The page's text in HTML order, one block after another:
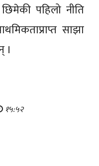
पहिलो नीति
साझा
।
१५:५२